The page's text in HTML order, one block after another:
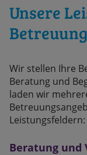
Unsere
Betreuung
Wir stellen Ihre
Beratung und
laden wir
Leistungsfeldern:
Beratung